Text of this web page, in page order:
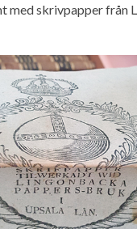
med skrivpapper från